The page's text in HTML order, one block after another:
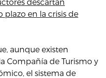
plazo en la crisis de
aunque existen
Compañía de Turismo y
el sistema de